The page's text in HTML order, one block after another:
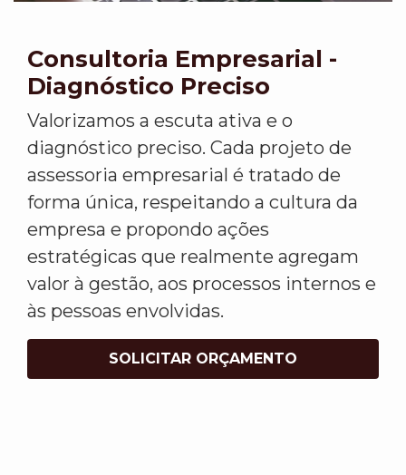
Consultoria Empresarial -
Diagnóstico Preciso
Valorizamos a escuta ativa e o
diagnóstico preciso. Cada projeto de
assessoria empresarial é tratado de
forma única, respeitando a cultura da
empresa e propondo ações
estratégicas que realmente agregam
valor à gestão, aos processos internos e
às pessoas envolvidas.
SOLICITAR ORÇAMENTO